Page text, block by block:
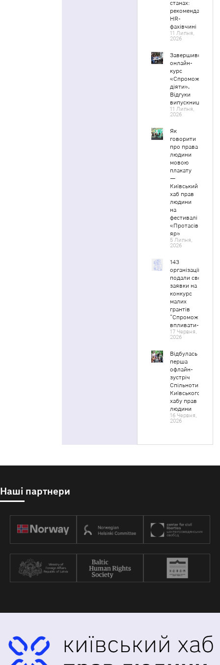
станах:
рекомендації
HR-
фахівчині
11 Липня,
2026
Завершився
онлайн-
курс
«Спроможні
діяти».
Відгуки
випускниць
11 Липня,
2026
Як
говорити
про права
людини
мовою
плакату
—
Київський
хаб прав
людини
на
фестивалі
«Протасів
яр»
5 Липня,
2026
143
організації
подали свої
заявки на
конкурс
малих
грантів
“Спроможні
впливати-2”
17 Червня,
2026
Відбулась
перша
офлайн-
зустріч
Спільноти
Київського
хабу прав
людини
16 Червня,
2026
Наші партнери